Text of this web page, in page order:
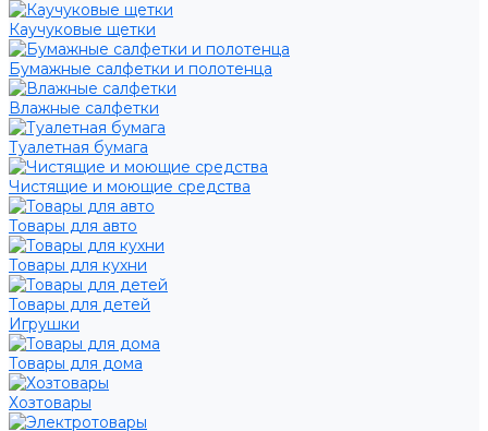
Каучуковые щетки
Бумажные салфетки и полотенца
Влажные салфетки
Туалетная бумага
Чистящие и моющие средства
Товары для авто
Товары для кухни
Товары для детей
Игрушки
Товары для дома
Хозтовары